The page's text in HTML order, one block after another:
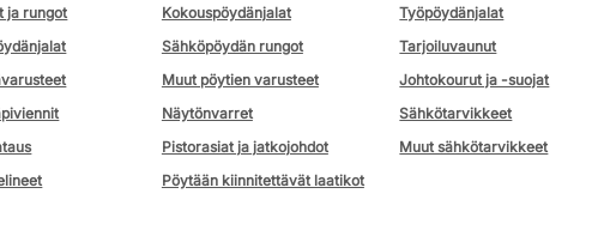
ja rungot
Kokouspöydänjalat
Työpöydänjalat
Sähköpöydän rungot
Tarjoiluvaunut
Muut pöytien varusteet
Johtokourut ja -suojat
Näytönvarret
Sähkötarvikkeet
Pistorasiat ja jatkojohdot
Muut sähkötarvikkeet
Pöytään kiinnitettävät laatikot